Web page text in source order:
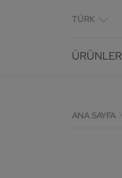
TÜRK
ÜRÜNLER
ANA SAYFA